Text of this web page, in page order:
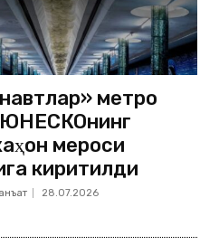
метро
ЮНЕСКОнинг
мероси
киритилди
28.07.2026